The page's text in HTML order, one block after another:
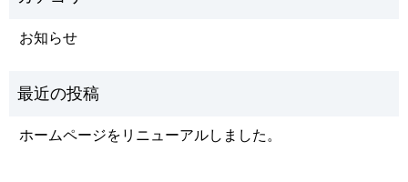
お知らせ
ホームページをリニューアルしました。